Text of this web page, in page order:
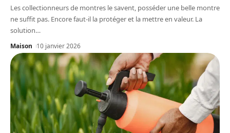
Les collectionneurs de montres le savent, posséder une belle montre
ne suffit pas. Encore faut-il la protéger et la mettre en valeur. La
solution…
Maison 10 janvier 2026